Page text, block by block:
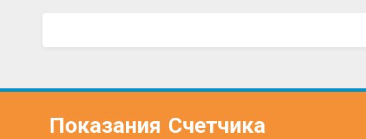
Показания Счетчика